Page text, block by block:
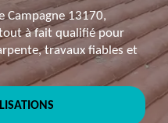
Campagne 13170,
à fait qualifié pour
travaux fiables et